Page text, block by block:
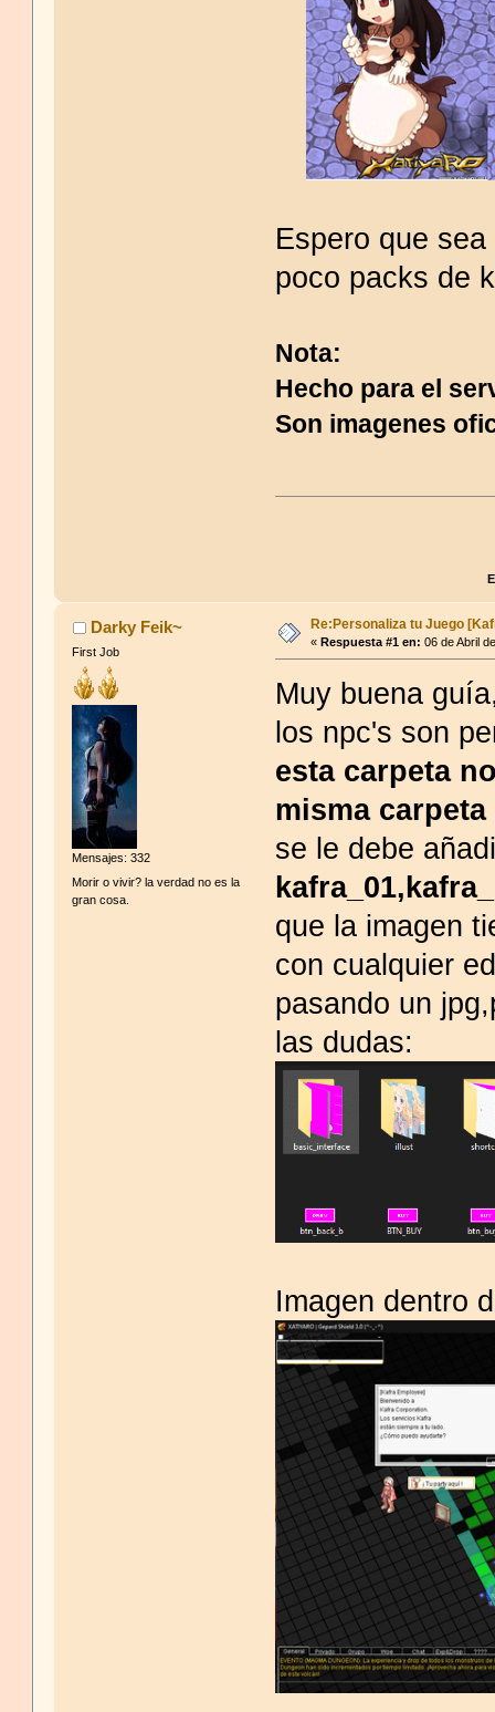
Espero que
poco packs de
Nota:
Hecho para el
Son imagenes
Darky Feik~
First Job
Mensajes: 332
Morir o vivir? la verdad no es la
gran cosa.
Re:Personaliza tu Juego
«Respuesta #1 en: 06 de Abril
Muy buena
los npc's son
esta carpeta
misma
se le debe
que la imagen
con cualquier
pasando un
las dudas:
Imagen dentro